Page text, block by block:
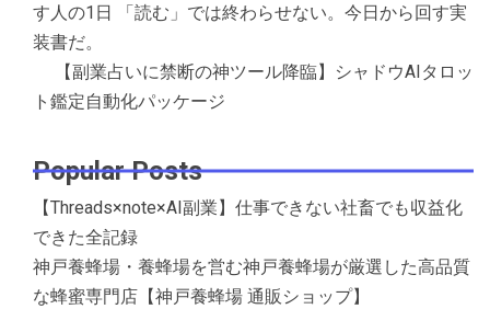
す人の1日 「読む」では終わらせない。今日から回す実
装書だ。
【副業占いに禁断の神ツール降臨】シャドウAIタロッ
ト鑑定自動化パッケージ
Popular Posts
【Threads×note×AI副業】仕事できない社畜でも収益化
できた全記録
神戸養蜂場・養蜂場を営む神戸養蜂場が厳選した高品質
な蜂蜜専門店【神戸養蜂場 通販ショップ】